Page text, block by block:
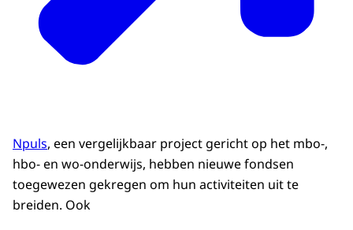
Npuls, een vergelijkbaar project gericht op het mbo-,
hbo- en wo-onderwijs, hebben nieuwe fondsen
toegewezen gekregen om hun activiteiten uit te
breiden. Ook